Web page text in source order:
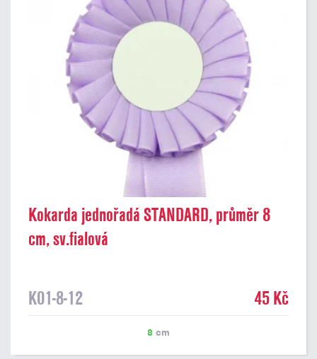
Kokarda jednořadá STANDARD, průměr 8
cm, sv.fialová
K01-8-12 45 Kč
8 cm